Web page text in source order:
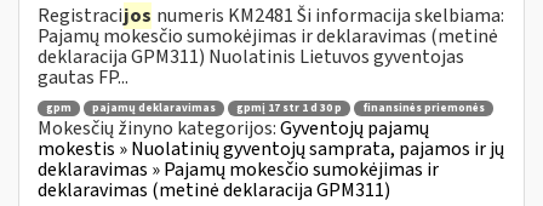
Registracijos numeris KM2481 Ši informacija skelbiama:
Pajamų mokesčio sumokėjimas ir deklaravimas (metinė
deklaracija GPM311) Nuolatinis Lietuvos gyventojas
gautas FP...
gpm pajamų deklaravimas gpmį 17 str 1 d 30 p finansinės priemonės
Mokesčių žinyno kategorijos:Gyventojų pajamų
mokestis » Nuolatinių gyventojų samprata, pajamos ir jų
deklaravimas » Pajamų mokesčio sumokėjimas ir
deklaravimas (metinė deklaracija GPM311)